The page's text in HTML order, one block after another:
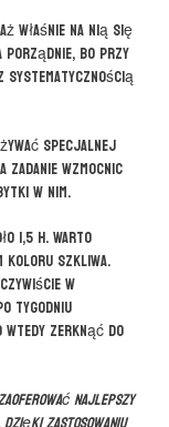
właśnie na nią się
porządnie, bo przy
systematycznością
specjalnej
zadanie wzmocnic
w nim.
1,5 h. Warto
koloru szkliwa.
w
tygodniu
zerknąć do
najlepszy